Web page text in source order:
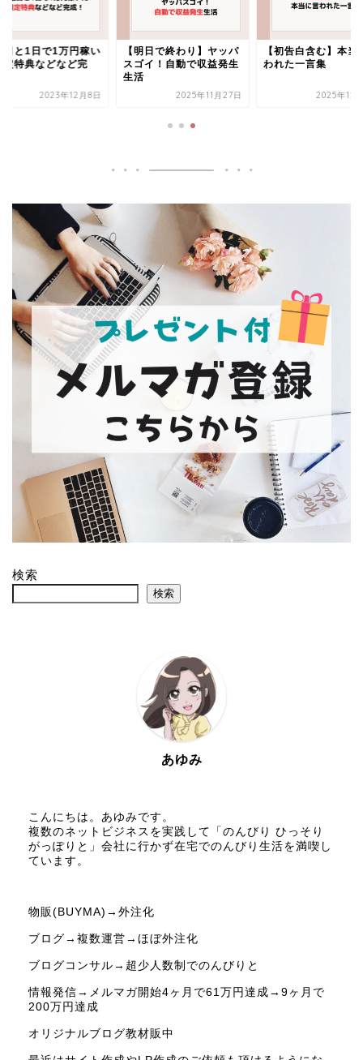
日と1日で1万円稼い
定特典などなど完
2023年12月8日
【明日で終わり】ヤッパ
スゴイ！自動で収益発生
生活
2025年11月27日
【初告白含む】本当
われた一言集
2025年12
検索
検索
あゆみ
こんにちは。あゆみです。
複数のネットビジネスを実践して「のんびり ひっそり
がっぽりと」会社に行かず在宅でのんびり生活を満喫し
ています。
物販(BUYMA)→外注化
ブログ→複数運営→ほぼ外注化
ブログコンサル→超少人数制でのんびりと
情報発信→メルマガ開始4ヶ月で61万円達成→9ヶ月で
200万円達成
オリジナルブログ教材販中